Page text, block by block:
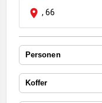
,66
Personen
Koffer